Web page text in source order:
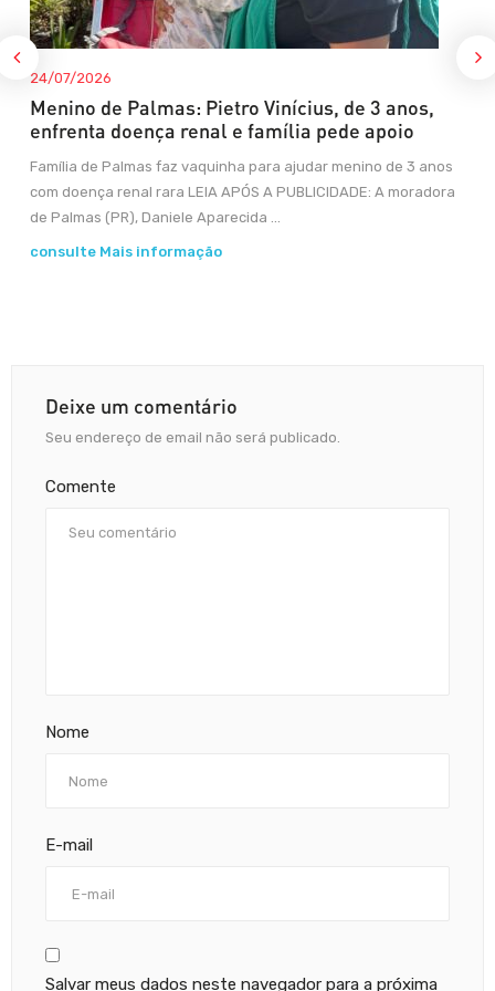
24/07/2026
Menino de Palmas: Pietro Vinícius, de 3 anos,
enfrenta doença renal e família pede apoio
Família de Palmas faz vaquinha para ajudar menino de 3 anos
com doença renal rara LEIA APÓS A PUBLICIDADE: A moradora
de Palmas (PR), Daniele Aparecida ...
consulte Mais informação
Deixe um comentário
Seu endereço de email não será publicado.
Comente
Nome
E-mail
Salvar meus dados neste navegador para a próxima